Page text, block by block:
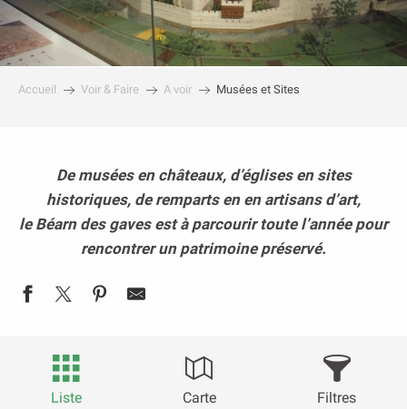
Accueil Voir & Faire A voir Musées et Sites
De musées en châteaux, d’églises en sites
historiques, de remparts en en artisans d’art,
le Béarn des gaves est à parcourir toute l’année pour
rencontrer un patrimoine préservé.
Liste Carte Filtres